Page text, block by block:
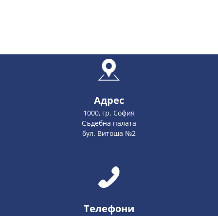
Адрес
1000, гр. София
Съдебна палата
бул. Витоша №2
Телефони